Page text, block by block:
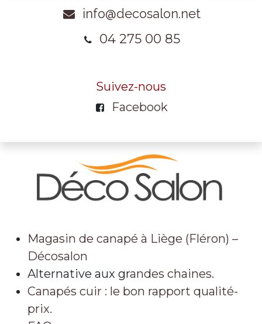
info@decosalon.net
04 275 00 85
Suivez-nous
Facebook
Magasin de canapé à Liège (Fléron) –
Décosalon
Alternative aux grandes chaines.
Canapés cuir : le bon rapport qualité-
prix.